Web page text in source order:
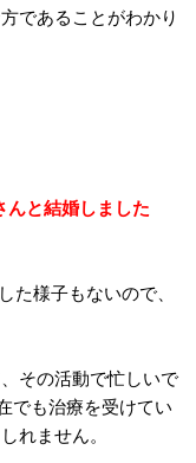
であることがわかり
んと結婚しました
た様子もないので、
その活動で忙しいで
でも治療を受けてい
れません。